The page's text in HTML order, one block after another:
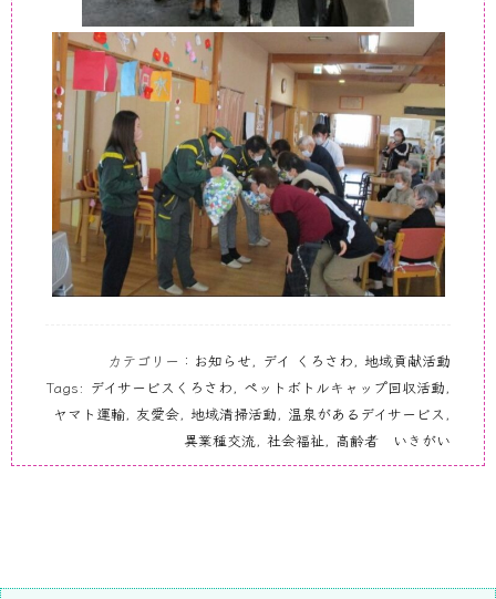
カテゴリー： お知らせ, デイ くろさわ, 地域貢献活動
Tags: デイサービスくろさわ, ペットボトルキャップ回収活動,
ヤマト運輸, 友愛会, 地域清掃活動, 温泉があるデイサービス,
異業種交流, 社会福祉, 高齢者 いきがい